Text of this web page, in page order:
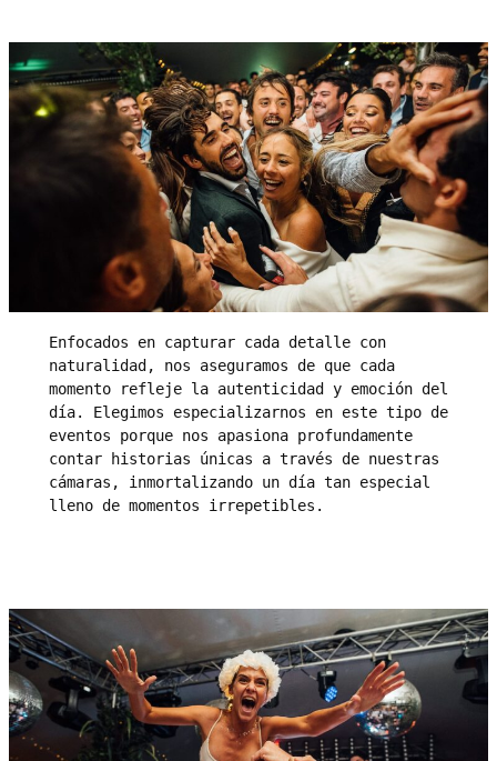
Enfocados en capturar cada detalle con
naturalidad, nos aseguramos de que cada
momento refleje la autenticidad y emoción del
día. Elegimos especializarnos en este tipo de
eventos porque nos apasiona profundamente
contar historias únicas a través de nuestras
cámaras, inmortalizando un día tan especial
lleno de momentos irrepetibles.